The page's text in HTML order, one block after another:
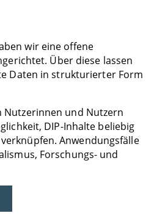
wir eine offene
Über diese lassen
Daten in strukturierter Form
Nutzerinnen und Nutzern
DIP-Inhalte beliebig
Anwendungsfälle
Forschungs- und